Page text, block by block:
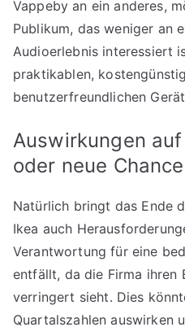
Vappeby an ein anderes,
Publikum, das weniger an
Audioerlebnis interessiert
praktikablen,
benutzerfreundlichen
Auswirkungen
oder neue
Natürlich bringt das Ende
Ikea auch
Verantwortung für eine
entfällt, da die Firma ihren
verringert sieht. Dies
Quartalszahlen auswirken